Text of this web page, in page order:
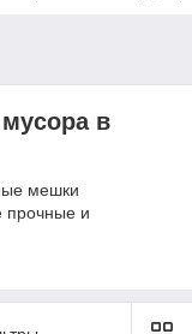
в
мешки
прочные и
мешки